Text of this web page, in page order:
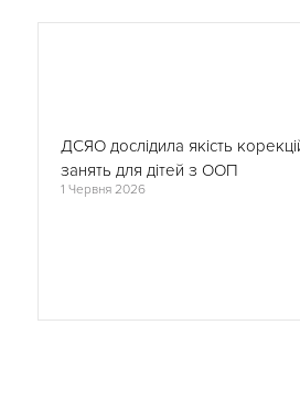
1 Червня 2026
ДСЯО дослідила якість
занять для дітей з ООП